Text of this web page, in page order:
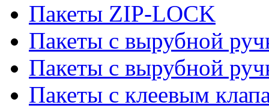
Пакеты ZIP-LOCK
Пакеты с вырубной
Пакеты с вырубной
Пакеты с клеевым